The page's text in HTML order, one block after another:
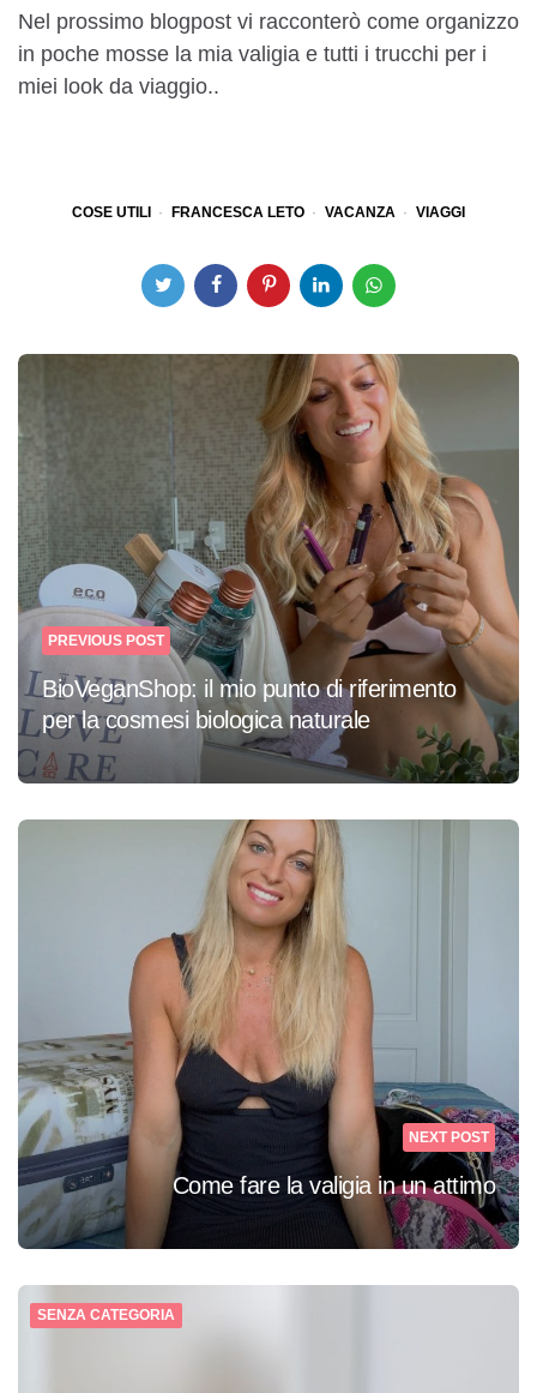
Nel prossimo blogpost vi racconterò come organizzo
in poche mosse la mia valigia e tutti i trucchi per i
miei look da viaggio..
COSE UTILI FRANCESCA LETO VACANZA VIAGGI
Post
navigation
PREVIOUS POST
BioVeganShop: il mio punto di riferimento
per la cosmesi biologica naturale
NEXT POST
Come fare la valigia in un attimo
SENZA CATEGORIA